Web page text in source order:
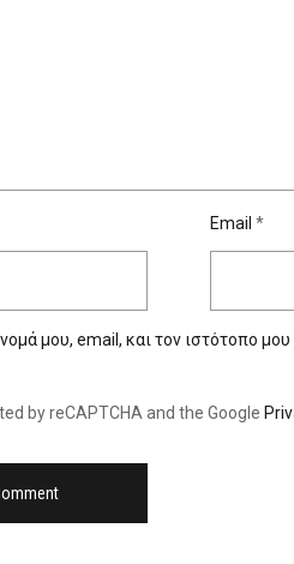
Email *
μου, email, και τον ιστότοπο
by reCAPTCHA and the Google